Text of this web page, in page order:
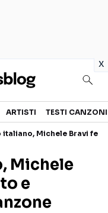
x
CANZONI
ED EVENTI
SHOW
ARTISTI TESTI CANZONI
italiano, Michele Bravi
Michele
e